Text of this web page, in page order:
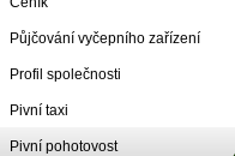
Půjčování vyčepního zařízení
Profil společnosti
Pivní taxi
Pivní pohotovost